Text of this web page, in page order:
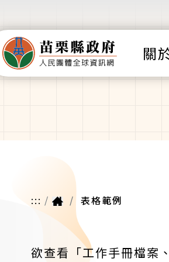
關
::: 表格範例
欲查看「工作手冊檔案